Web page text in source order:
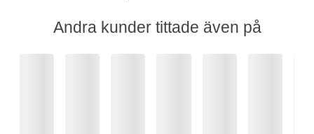
Andra kunder tittade även på